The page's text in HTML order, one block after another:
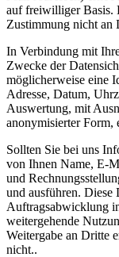
auf freiwilliger Basis.
Zustimmung nicht an
In Verbindung mit
Zwecke der
möglicherweise eine
Adresse, Datum,
Auswertung, mit
anonymisierter Form,
Sollten Sie bei uns
von Ihnen Name, E-
und
und ausführen. Diese
Auftragsabwicklung
weitergehende
Weitergabe an Dritte
nicht..